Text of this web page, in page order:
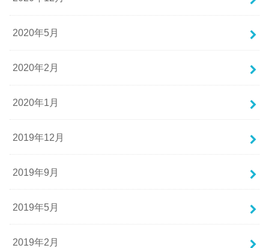
2020年5月
2020年2月
2020年1月
2019年12月
2019年9月
2019年5月
2019年2月